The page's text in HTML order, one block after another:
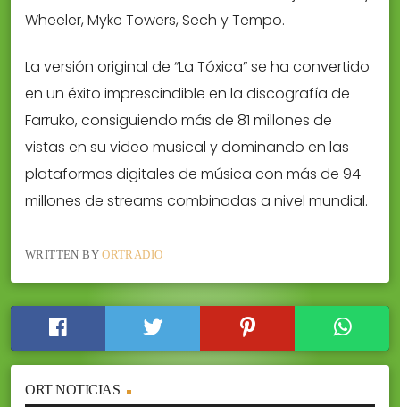
Wheeler, Myke Towers, Sech y Tempo.
La versión original de “La Tóxica” se ha convertido
en un éxito imprescindible en la discografía de
Farruko, consiguiendo más de 81 millones de
vistas en su video musical y dominando en las
plataformas digitales de música con más de 94
millones de streams combinadas a nivel mundial.
WRITTEN BYORTRADIO
ORT NOTICIAS